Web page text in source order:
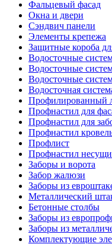
Фальцевый фасад
Окна и двери
Сэндвич панели
Элементы крепежа
Защитные короба
Водосточные
Водосточные
Водосточные
Водосточная
Профилированный
Профнастил для
Профнастил для
Профнастил
Профлист
Профнастил
Заборы и ворота
Забор жалюзи
Заборы из
Металлический
Бетонные столбы
Заборы из
Заборы из
Комплектующие